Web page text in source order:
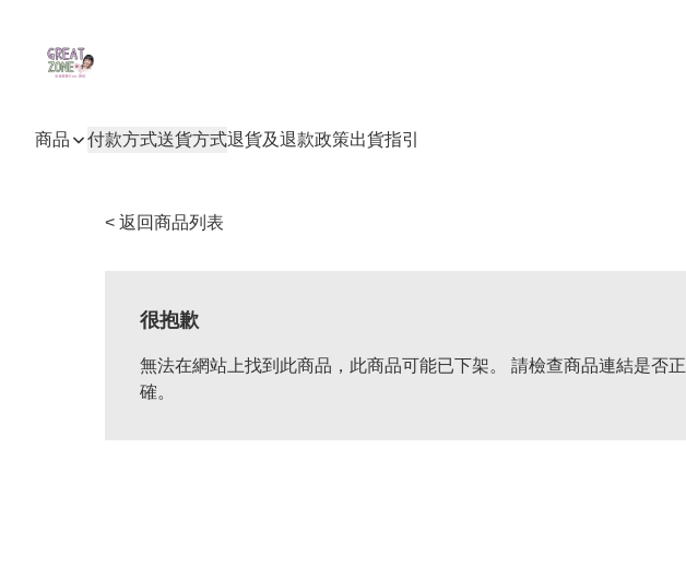
商品 付款方式送貨方式退貨及退款政策出貨指引
< 返回商品列表
很抱歉
無法在網站上找到此商品，此商品可能已下架。 請檢查商品連結是否正
確。